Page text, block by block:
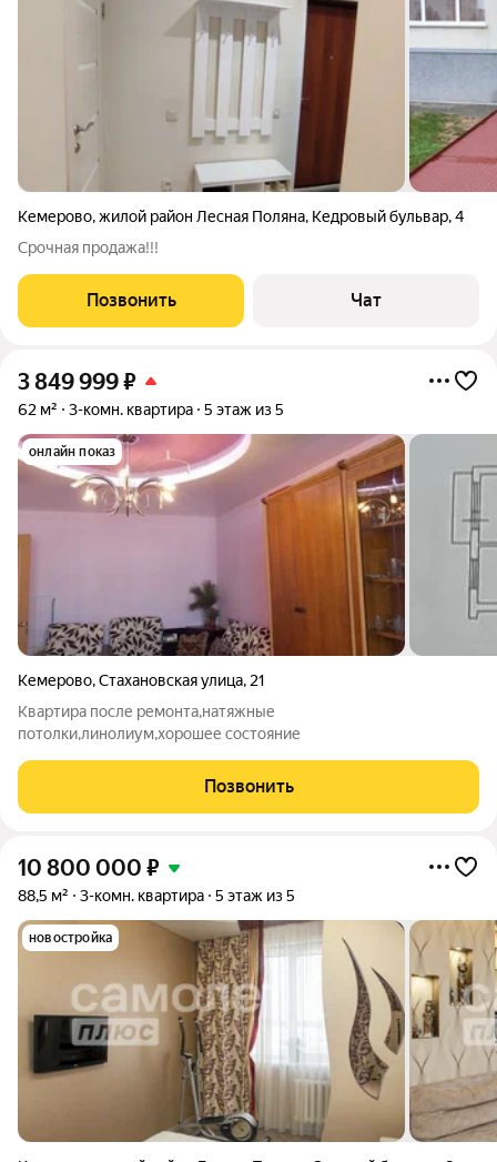
Кемерово,жилой район Лесная Поляна, Кедровый бульвар,4
Срочная продажа!!!
Позвонить Чат
3 849 999₽
62 м² 3-комн. квартира 5 этаж из 5
онлайн показ
Кемерово,Стахановская улица, 21
Квартира после ремонта,натяжные
потолки,линолиум,хорошее состояние
Позвонить
10 800 000 ₽
88,5 м² 3-комн. квартира 5 этаж из 5
новостройка